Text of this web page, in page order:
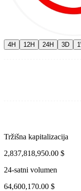
4H 12H 24H 3D
Tržišna kapitalizacija
2,837,818,950.00 $
24-satni volumen
64,600,170.00 $